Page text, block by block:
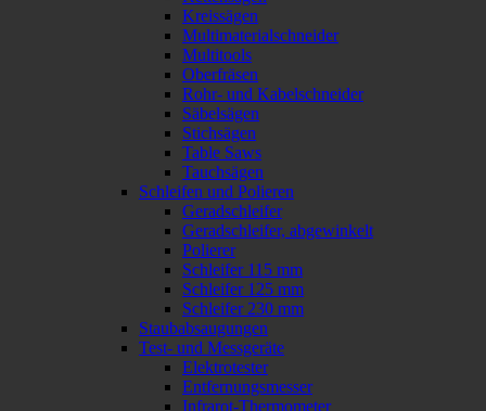
Kreissägen
Multimaterialschneider
Multitools
Oberfräsen
Rohr- und Kabelschneider
Säbelsägen
Stichsägen
Table Saws
Tauchsägen
Schleifen und Polieren
Geradschleifer
Geradschleifer, abgewinkelt
Polierer
Schleifer 115 mm
Schleifer 125 mm
Schleifer 230 mm
Staubabsaugungen
Test- und Messgeräte
Elektrotester
Entfernungsmesser
Infrarot-Thermometer